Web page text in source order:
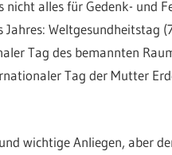
nicht alles für Gedenk- und
Jahres: Weltgesundheitstag
Tag des bemannten
Tag der Mutter
wichtige Anliegen, aber